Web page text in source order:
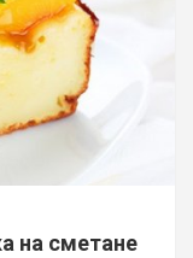
на сметане